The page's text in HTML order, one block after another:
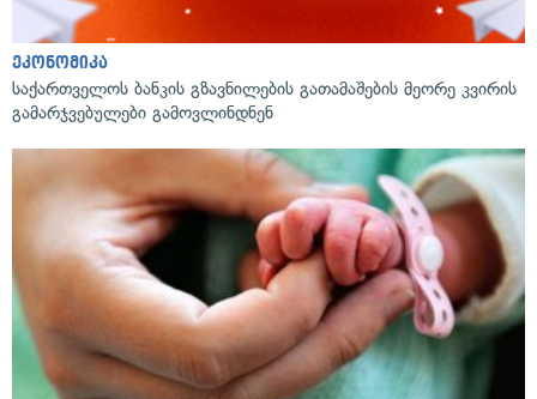
ეკონომიკა
საქართველოს ბანკის გზავნილების გათამაშების მეორე კვირის
გამარჯვებულები გამოვლინდნენ